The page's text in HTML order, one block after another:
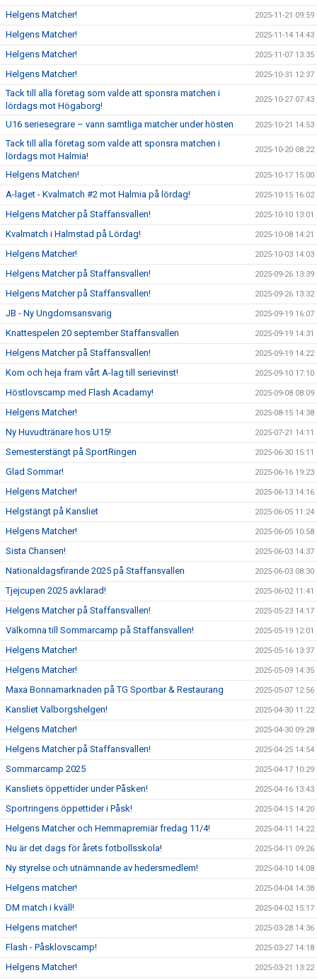
Helgens Matcher! 2025-11-21 09:59
Helgens Matcher! 2025-11-14 14:43
Helgens Matcher! 2025-11-07 13:35
Helgens Matcher! 2025-10-31 12:37
Tack till alla företag som valde att sponsra matchen i
lördags mot Högaborg!
2025-10-27 07:43
U16 seriesegrare – vann samtliga matcher under hösten 2025-10-21 14:53
Tack till alla företag som valde att sponsra matchen i
lördags mot Halmia!
2025-10-20 08:22
Helgens Matchen! 2025-10-17 15:00
A-laget - Kvalmatch #2 mot Halmia på lördag! 2025-10-15 16:02
Helgens Matcher på Staffansvallen! 2025-10-10 13:01
Kvalmatch i Halmstad på Lördag! 2025-10-08 14:21
Helgens Matcher! 2025-10-03 14:03
Helgens Matcher på Staffansvallen! 2025-09-26 13:39
Helgens Matcher på Staffansvallen! 2025-09-26 13:32
JB - Ny Ungdomsansvarig 2025-09-19 16:07
Knattespelen 20 september Staffansvallen 2025-09-19 14:31
Helgens Matcher på Staffansvallen! 2025-09-19 14:22
Kom och heja fram vårt A-lag till serievinst! 2025-09-10 17:10
Höstlovscamp med Flash Acadamy! 2025-09-08 08:09
Helgens Matcher! 2025-08-15 14:38
Ny Huvudtränare hos U15! 2025-07-21 14:11
Semesterstängt på SportRingen 2025-06-30 15:11
Glad Sommar! 2025-06-16 19:23
Helgens Matcher! 2025-06-13 14:16
Helgstängt på Kansliet 2025-06-05 11:24
Helgens Matcher! 2025-06-05 10:58
Sista Chansen! 2025-06-03 14:37
Nationaldagsfirande 2025 på Staffansvallen 2025-06-03 08:30
Tjejcupen 2025 avklarad! 2025-06-02 11:41
Helgens Matcher på Staffansvallen! 2025-05-23 14:17
Välkomna till Sommarcamp på Staffansvallen! 2025-05-19 12:01
Helgens Matcher! 2025-05-16 13:37
Helgens Matcher! 2025-05-09 14:35
Maxa Bonnamarknaden på TG Sportbar & Restaurang 2025-05-07 12:56
Kansliet Valborgshelgen! 2025-04-30 11:22
Helgens Matcher! 2025-04-30 09:28
Helgens Matcher på Staffansvallen! 2025-04-25 14:54
Sommarcamp 2025 2025-04-17 10:29
Kansliets öppettider under Påsken! 2025-04-16 13:43
Sportringens öppettider i Påsk! 2025-04-15 14:20
Helgens Matcher och Hemmapremiär fredag 11/4! 2025-04-11 14:22
Nu är det dags för årets fotbollsskola! 2025-04-11 09:26
Ny styrelse och utnämnande av hedersmedlem! 2025-04-10 14:08
Helgens matcher! 2025-04-04 14:38
DM match i kväll! 2025-04-02 15:17
Helgens matcher! 2025-03-28 14:36
Flash - Påsklovscamp! 2025-03-27 14:18
Helgens Matcher! 2025-03-21 13:22